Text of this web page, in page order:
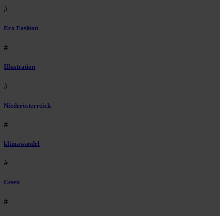
#
Eco Fashion
#
Illustration
#
Niederösterreich
#
klimawandel
#
Essen
#